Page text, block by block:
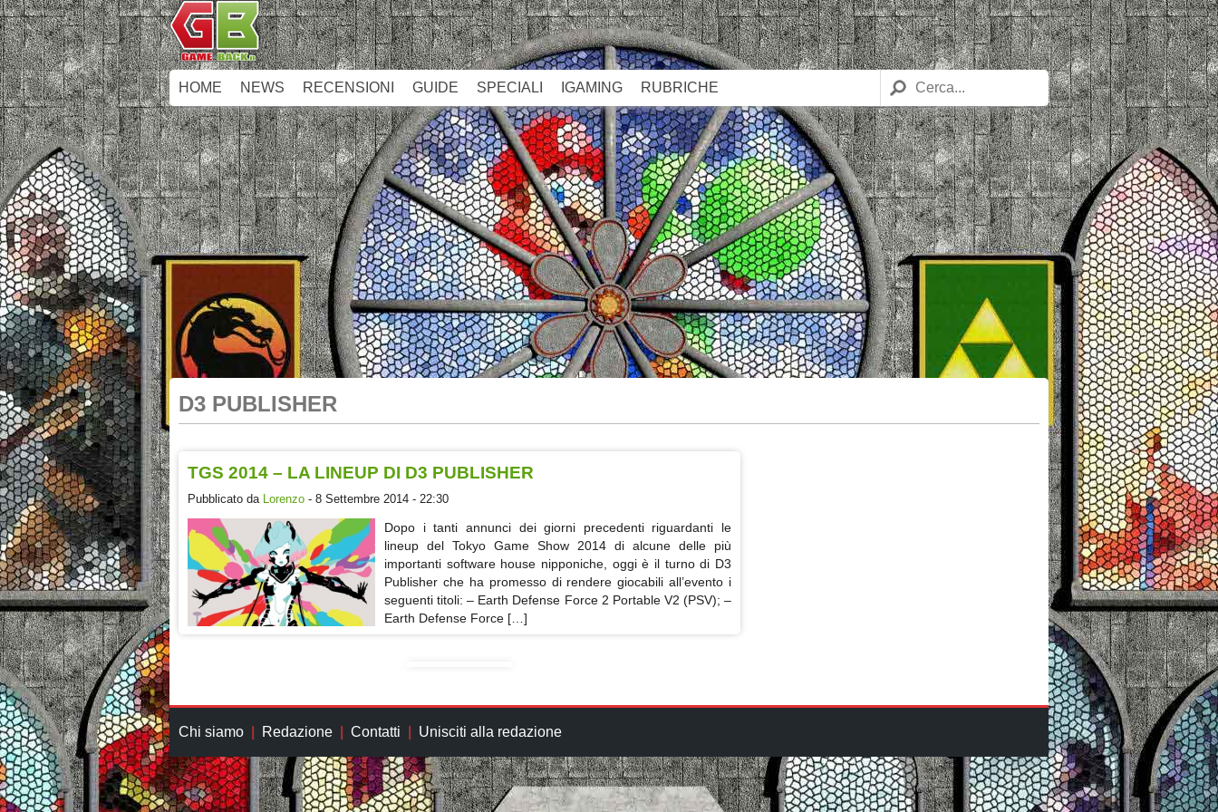
HOME NEWS RECENSIONI GUIDE SPECIALI IGAMING RUBRICHE
D3 PUBLISHER
TGS 2014 – LA LINEUP DI D3 PUBLISHER
Pubblicato da Lorenzo - 8 Settembre 2014 - 22:30
Dopo i tanti annunci dei giorni precedenti riguardanti le
lineup del Tokyo Game Show 2014 di alcune delle più
importanti software house nipponiche, oggi è il turno di D3
Publisher che ha promesso di rendere giocabili all’evento i
seguenti titoli: – Earth Defense Force 2 Portable V2 (PSV); –
Earth Defense Force […]
Chi siamo Redazione Contatti Unisciti alla redazione